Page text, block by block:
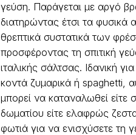
γεύση. Παράγεται με αργό
διατηρώντας έτσι τα φυσικά
θρεπτικά συστατικά των
προσφέροντας τη σπιτική
ιταλικής σάλτσας. Ιδανική
κοντά ζυμαρικά ή spaghetti,
μπορεί να καταναλωθεί είτε
δωματίου είτε ελαφρώς
φωτιά για να ενισχύσετε τη